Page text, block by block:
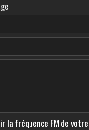
la fréquence FM de